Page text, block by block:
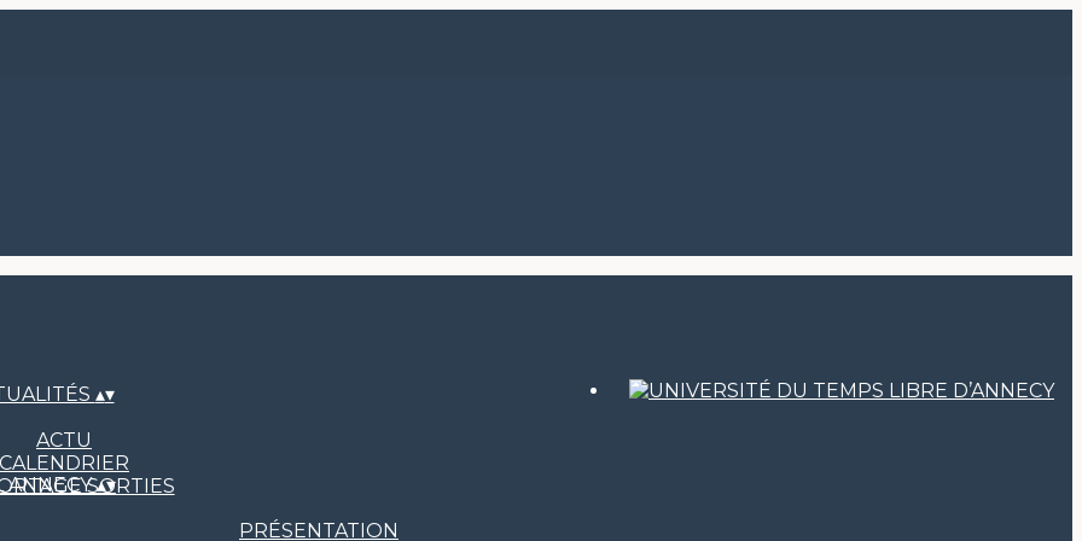
▴▾
ACTU
CALENDRIER
SORTIES
ANNECY▴▾
PRÉSENTATION